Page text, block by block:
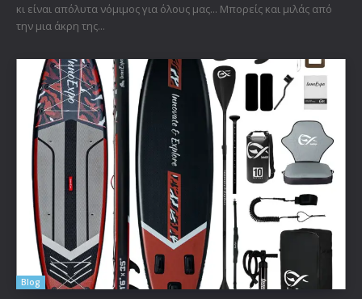
κι είναι απόλυτα νόμιμος για όλους μας... Μπορείς και μιλάς από
την μια άκρη της...
Blog